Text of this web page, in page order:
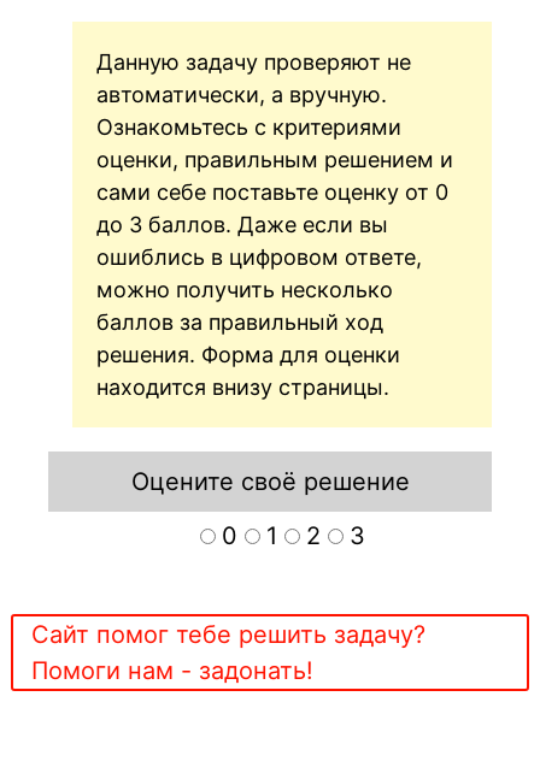
Данную задачу проверяют не
автоматически, а вручную.
Ознакомьтесь с критериями
оценки, правильным решением и
сами себе поставьте оценку от 0
до 3 баллов. Даже если вы
ошиблись в цифровом ответе,
можно получить несколько
баллов за правильный ход
решения. Форма для оценки
находится внизу страницы.
Оцените своё решение
0
1 2 3
Сайт помог тебе решить задачу?
Помоги нам - задонать!